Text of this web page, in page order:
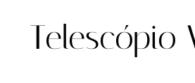
Telescópio